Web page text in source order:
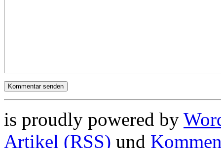
is proudly powered by
Artikel (RSS) und